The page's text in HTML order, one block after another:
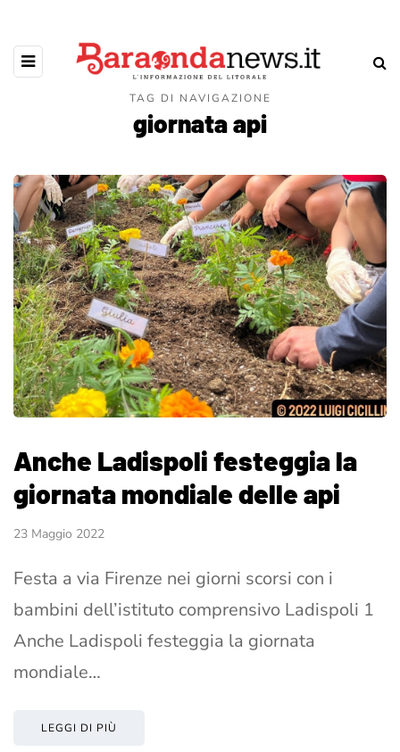
TAG DI NAVIGAZIONE
giornata api
Anche Ladispoli festeggia la
giornata mondiale delle api
23 Maggio 2022
Festa a via Firenze nei giorni scorsi con i
bambini dell’istituto comprensivo Ladispoli 1
Anche Ladispoli festeggia la giornata
mondiale…
LEGGI DI PIÙ